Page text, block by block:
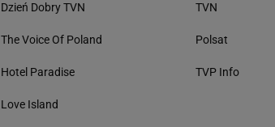
Dzień Dobry TVN
The Voice Of Poland
Hotel Paradise
Love Island
TVN
Polsat
TVP Info